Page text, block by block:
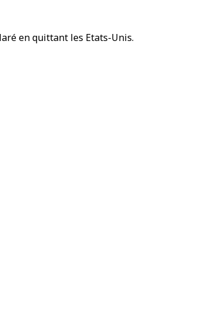
en quittant les Etats-Unis.